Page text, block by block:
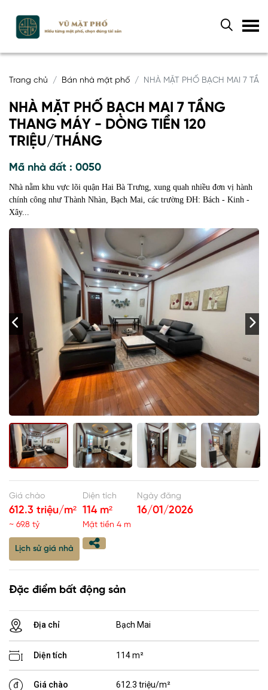
Trang chủ Bán nhà mặt phố NHÀ MẶT PHỐ BẠCH MAI 7
NHÀ MẶT PHỐ BẠCH MAI 7 TẦNG
THANG MÁY - DÒNG TIỀN 120
TRIỆU/THÁNG
Mã nhà đất : 0050
Nhà nằm khu vực lõi quận Hai Bà Trưng, xung quah nhiều đơn vị hành
chính công như Thành Nhàn, Bạch Mai, các trường ĐH: Bách - Kinh -
Xây...
Giá chào
612.3 triệu/m²
~ 69.8 tỷ
Diện tích
114 m²
Mặt tiền 4 m
Ngày đăng
16/01/2026
Lịch sử giá nhà
Đặc điểm bất động sản
Địa chỉ Bạch Mai
Diện tích 114 m²
Giá chào 612.3 triệu/m²